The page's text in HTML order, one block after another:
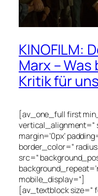
KINOFILM:
Marx –
Kritik für
[av_one_full first
vertical_alignment=“
margin=’0px‘
border_color=“
src=“
mobile_display=“]
[av_textblock size=“